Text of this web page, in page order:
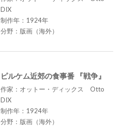
DIX
制作年：1924年
分野：版画（海外）
ピルケム近郊の食事番 『戦争』
作家：オットー・ディックス Otto
DIX
制作年：1924年
分野：版画（海外）